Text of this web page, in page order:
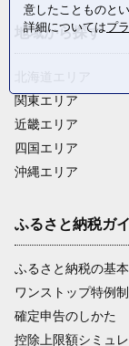
地域から探す
関東エリア
近畿エリア
四国エリア
沖縄エリア
ふるさと納税ガ
ふるさと納税の基
ワンストップ特例
確定申告のしかた
控除上限額シミュ
意したことものとい
詳細についてはプ